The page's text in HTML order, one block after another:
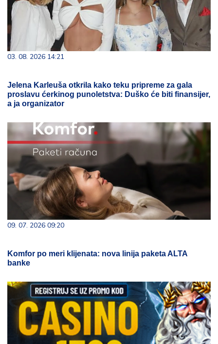
03. 08. 2026 14:21
Jelena Karleuša otkrila kako teku pripreme za gala
proslavu ćerkinog punoletstva: Duško će biti finansijer,
a ja organizator
09. 07. 2026 09:20
Komfor po meri klijenata: nova linija paketa ALTA
banke